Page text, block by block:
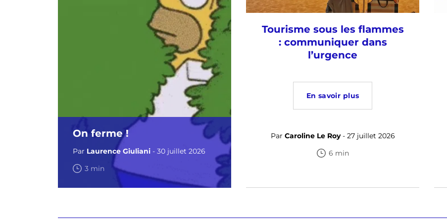
On ferme !
Par Laurence Giuliani - 30 juillet 2026
3 min
Tourisme sous les flammes
: communiquer dans
l’urgence
En savoir plus
Par Caroline Le Roy- 27 juillet 2026
6 min